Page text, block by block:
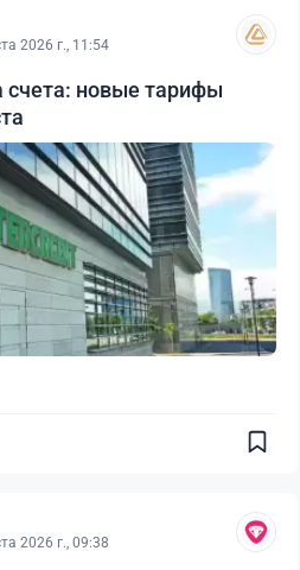
2026 г., 11:54
счета: новые тарифы
2026 г., 09:38